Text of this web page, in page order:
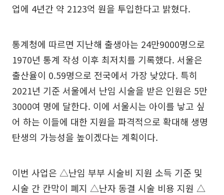
업에 4년간 약 2123억 원을 투입한다고 밝혔다.
통계청에 따르면 지난해 출생아는 24만9000명으로
1970년 통계 작성 이후 최저치를 기록했다. 서울은
출산율이 0.59명으로 전국에서 가장 낮았다. 특히
2021년 기준 서울에서 난임 시술을 받은 인원은 5만
3000여 명에 달한다. 이에 서울시는 아이를 낳고 싶
어 하는 이들에 대한 지원을 파격적으로 확대해 생명
탄생의 가능성을 높이겠다는 계획이다.
이번 사업은 △난임 부부 시술비 지원 소득 기준 및
시술 간 칸막이 폐지 △난자 동결 시술 비용 지원 △